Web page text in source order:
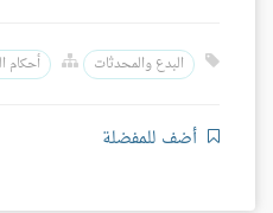
البدع والمحدثات أحكام
أضف للمفضلة